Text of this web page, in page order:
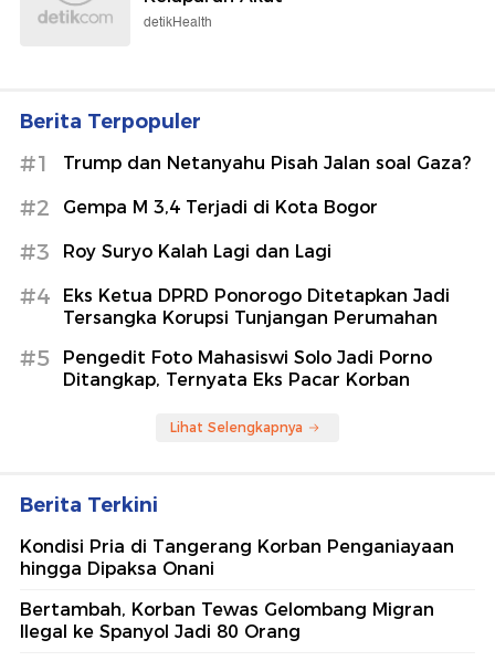
detikHealth
Berita Terpopuler
#1 Trump dan Netanyahu Pisah Jalan soal Gaza?
#2 Gempa M 3,4 Terjadi di Kota Bogor
#3 Roy Suryo Kalah Lagi dan Lagi
#4
Eks Ketua DPRD Ponorogo Ditetapkan Jadi
Tersangka Korupsi Tunjangan Perumahan
#5
Pengedit Foto Mahasiswi Solo Jadi Porno
Ditangkap, Ternyata Eks Pacar Korban
Lihat Selengkapnya
Berita Terkini
Kondisi Pria di Tangerang Korban Penganiayaan
hingga Dipaksa Onani
Bertambah, Korban Tewas Gelombang Migran
Ilegal ke Spanyol Jadi 80 Orang